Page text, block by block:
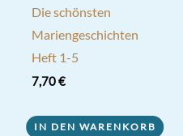
Die schönsten
Mariengeschichten
Heft 1-5
7,70€
IN DEN WARENKORB